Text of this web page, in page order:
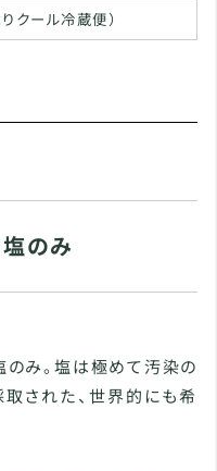
クール冷蔵便）
のみ
み。塩は極めて汚染の
された、世界的にも希